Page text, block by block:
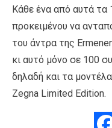
Κάθε ένα από αυτά τα
προκειμένου να
του άντρα της
κι αυτό μόνο σε 100
δηλαδή και τα
Zegna Limited Edition.